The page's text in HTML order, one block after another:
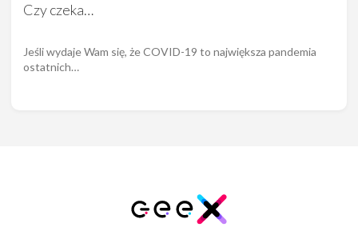
Czy czeka…
Jeśli wydaje Wam się, że COVID-19 to największa pandemia
ostatnich…